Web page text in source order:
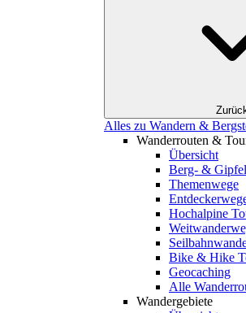
Alles zu Wandern &
Wanderrouten &
Übersicht
Berg- &
Themenwege
Hochalpine
Bike & Hike
Geocaching
Alle
Wandergebiete